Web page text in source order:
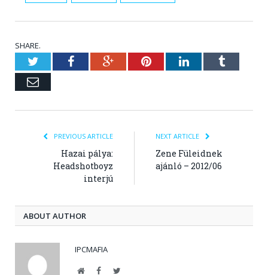
SHARE.
TwitterFacebookGoogle+PinterestLinkedInTumblr
Email
PREVIOUS ARTICLE
Hazai pálya:
Headshotboyz
interjú
NEXT ARTICLE
Zene Füleidnek
ajánló – 2012/06
ABOUT AUTHOR
IPCMAFIA
WebsiteFacebookTwitter